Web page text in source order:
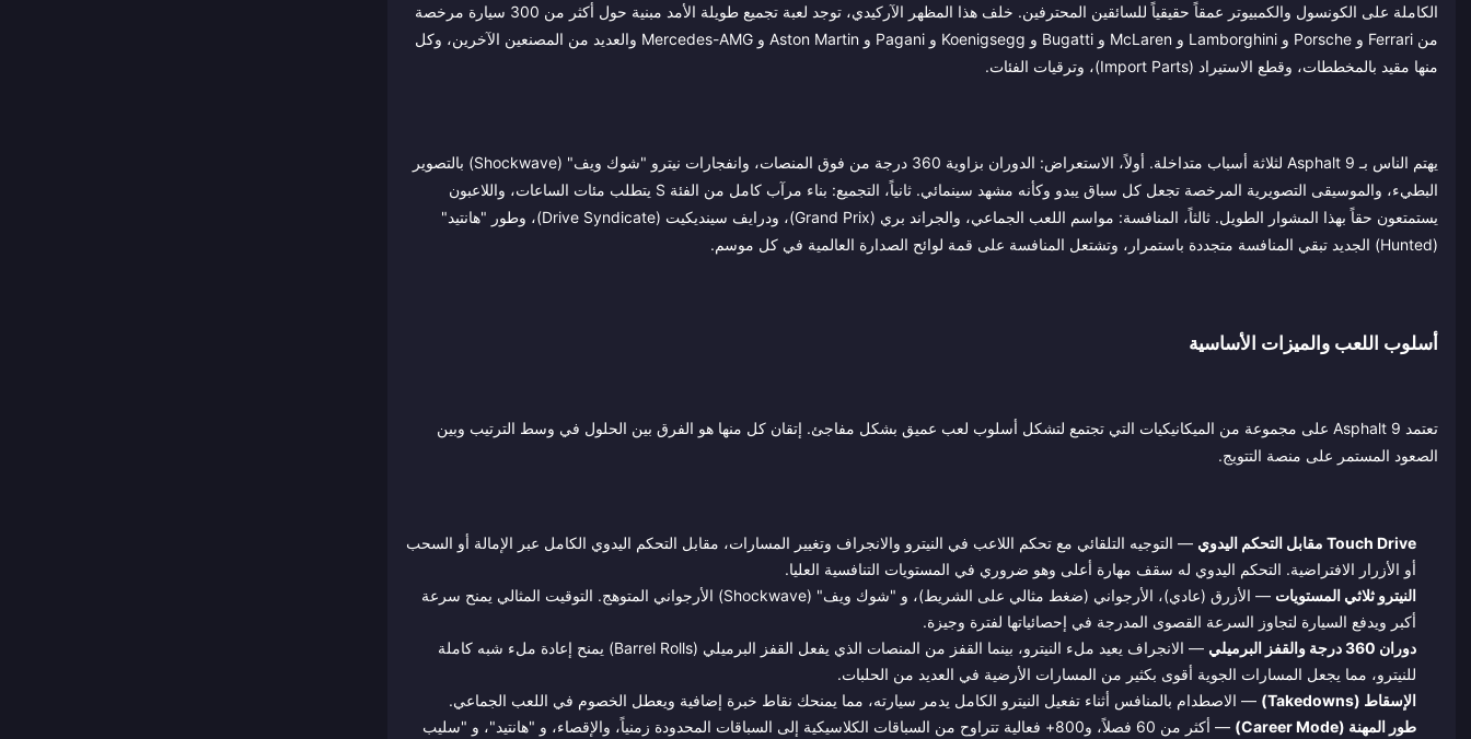
الكاملة على الكونسول والكمبيوتر عمقاً حقيقياً للسائقين المحترفين. خلف هذا المظهر الآركيدي، توجد لعبة تجميع طويلة الأمد مبنية حول أكثر من 300 سيارة مرخصة
من Ferrari و Porsche و Lamborghini و McLaren و Bugatti و Koenigsegg و Pagani و Aston Martin و Mercedes-AMG والعديد من المصنعين الآخرين، وكل
منها مقيد بالمخططات، وقطع الاستيراد (Import Parts)، وترقيات الفئات.
يهتم الناس بـ Asphalt 9 لثلاثة أسباب متداخلة. أولاً، الاستعراض: الدوران بزاوية 360 درجة من فوق المنصات، وانفجارات نيترو "شوك ويف" (Shockwave) بالتصوير
البطيء، والموسيقى التصويرية المرخصة تجعل كل سباق يبدو وكأنه مشهد سينمائي. ثانياً، التجميع: بناء مرآب كامل من الفئة S يتطلب مئات الساعات، واللاعبون
يستمتعون حقاً بهذا المشوار الطويل. ثالثاً، المنافسة: مواسم اللعب الجماعي، والجراند بري (Grand Prix)، ودرايف سينديكيت (Drive Syndicate)، وطور "هانتيد"
(Hunted) الجديد تبقي المنافسة متجددة باستمرار، وتشتعل المنافسة على قمة لوائح الصدارة العالمية في كل موسم.
أسلوب اللعب والميزات الأساسية
تعتمد Asphalt 9 على مجموعة من الميكانيكيات التي تجتمع لتشكل أسلوب لعب عميق بشكل مفاجئ. إتقان كل منها هو الفرق بين الحلول في وسط الترتيب وبين
الصعود المستمر على منصة التتويج.
Touch Drive مقابل التحكم اليدوي
— التوجيه التلقائي مع تحكم اللاعب في النيترو والانجراف وتغيير المسارات، مقابل التحكم اليدوي الكامل عبر الإمالة أو السحب
أو الأزرار الافتراضية. التحكم اليدوي له سقف مهارة أعلى وهو ضروري في المستويات التنافسية العليا.
النيترو ثلاثي المستويات
— الأزرق (عادي)، الأرجواني (ضغط مثالي على الشريط)، و "شوك ويف" (Shockwave) الأرجواني المتوهج. التوقيت المثالي يمنح سرعة
أكبر ويدفع السيارة لتجاوز السرعة القصوى المدرجة في إحصائياتها لفترة وجيزة.
دوران 360 درجة والقفز البرميلي
— الانجراف يعيد ملء النيترو، بينما القفز من المنصات الذي يفعل القفز البرميلي (Barrel Rolls) يمنح إعادة ملء شبه كاملة
للنيترو، مما يجعل المسارات الجوية أقوى بكثير من المسارات الأرضية في العديد من الحلبات.
الإسقاط (Takedowns)
— الاصطدام بالمنافس أثناء تفعيل النيترو الكامل يدمر سيارته، مما يمنحك نقاط خبرة إضافية ويعطل الخصوم في اللعب الجماعي.
طور المهنة (Career Mode)
— أكثر من 60 فصلاً، و800+ فعالية تتراوح من السباقات الكلاسيكية إلى السباقات المحدودة زمنياً، والإقصاء، و "هانتيد"، و "سليب